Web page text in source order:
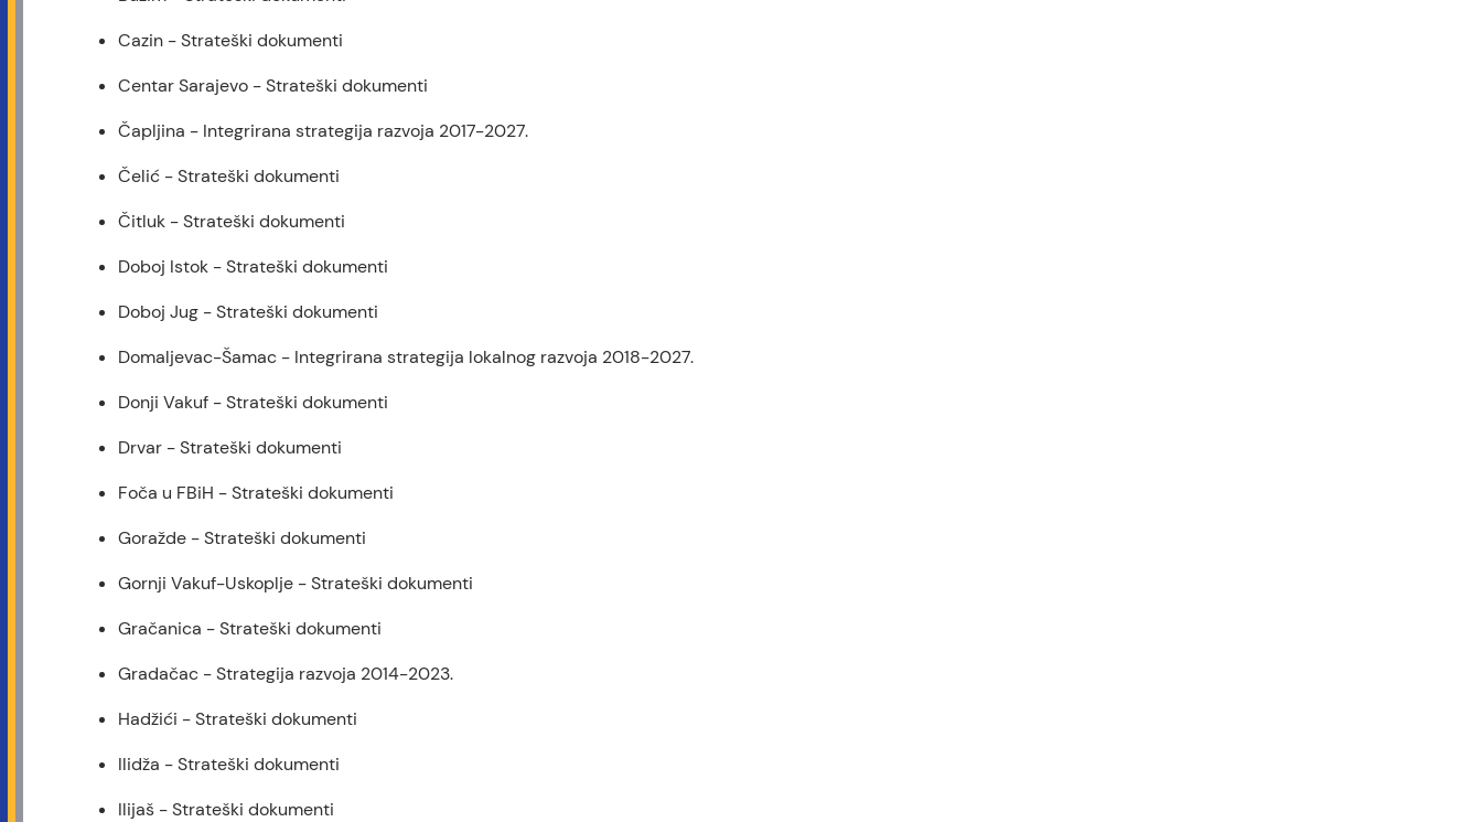
Cazin - Strateški dokumenti
Centar Sarajevo - Strateški dokumenti
Čapljina - Integrirana strategija razvoja 2017-2027.
Čelić - Strateški dokumenti
Čitluk - Strateški dokumenti
Doboj Istok - Strateški dokumenti
Doboj Jug - Strateški dokumenti
Domaljevac-Šamac - Integrirana strategija lokalnog razvoja 2018-2027.
Donji Vakuf - Strateški dokumenti
Drvar - Strateški dokumenti
Foča u FBiH - Strateški dokumenti
Goražde - Strateški dokumenti
Gornji Vakuf-Uskoplje - Strateški dokumenti
Gračanica - Strateški dokumenti
Gradačac - Strategija razvoja 2014-2023.
Hadžići - Strateški dokumenti
Ilidža - Strateški dokumenti
Ilijaš - Strateški dokumenti